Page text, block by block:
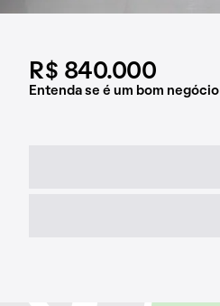
R$ 840.000
Entenda se é um bom negócio